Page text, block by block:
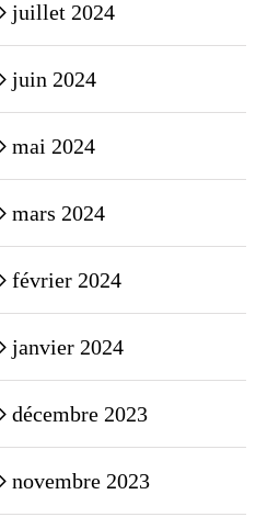
juillet 2024
juin 2024
mai 2024
mars 2024
février 2024
janvier 2024
décembre 2023
novembre 2023